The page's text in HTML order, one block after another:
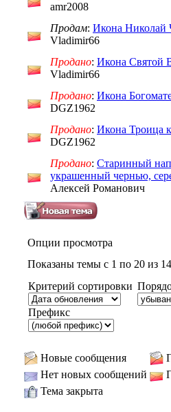
amr2008
Продам: Икона Николай
Vladimir66
Продано: Икона Святой
Vladimir66
Продано: Икона
DGZ1962
Продано: Икона Троица
DGZ1962
Продано: Старинный
украшенный чернью,
Алексей Романович
Опции просмотра
Показаны темы с 1 по 20 из
Критерий сортировки
Префикс
Новые сообщения
Нет новых сообщений
Тема закрыта